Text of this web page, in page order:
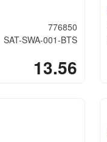
776850
SAT-SWA-001-BTS
13.56